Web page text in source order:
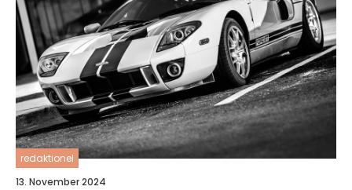
redaktionel
13. November 2024